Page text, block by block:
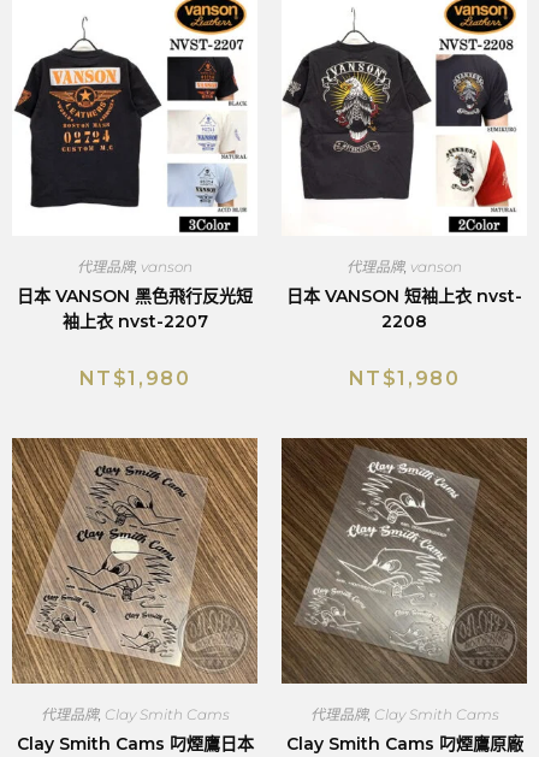
代理品牌, vanson
日本 VANSON 黑色飛行反光短
袖上衣 nvst-2207
NT$1,980
代理品牌, vanson
日本 VANSON 短袖上衣 nvst-
2208
NT$1,980
代理品牌, Clay Smith Cams
Clay Smith Cams 叼煙鷹日本
代理品牌, Clay Smith Cams
Clay Smith Cams 叼煙鷹原廠